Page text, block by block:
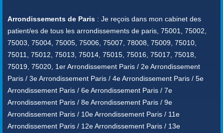
Arrondissements de Paris : Je reçois dans mon cabinet des
patient/es de tous les arrondissements de paris, 75001, 75002,
75003, 75004, 75005, 75006, 75007, 78008, 75009, 75010,
75011, 75012, 75013, 75014, 75015, 75016, 75017, 75018,
75019, 75020, 1er Arrondissement Paris / 2e Arrondissement
Paris / 3e Arrondissement Paris / 4e Arrondissement Paris / 5e
Arrondissement Paris / 6e Arrondissement Paris / 7e
Arrondissement Paris / 8e Arrondissement Paris / 9e
Arrondissement Paris / 10e Arrondissement Paris / 11e
Arrondissement Paris / 12e Arrondissement Paris / 13e